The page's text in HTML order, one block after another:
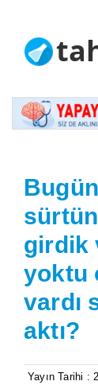
girdik
yoktu
vardı
aktı?
Yayın Tarihi :